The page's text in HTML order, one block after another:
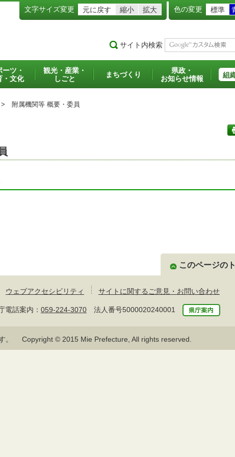
文字サイズ変更 元に戻す 縮小 拡大 色の変更 標準
サイト内検索
ーツ・
・文化
観光・産業・
しごと
まちづくり
県政・
お知らせ情報
組
附属機関等 概要・委員
このページの
ウェブアクセシビリティ サイトに関するご意見・お問い合わせ
話案内： 059-224-3070 法人番号5000020240001
。 Copyright © 2015 Mie Prefecture, All rights reserved.